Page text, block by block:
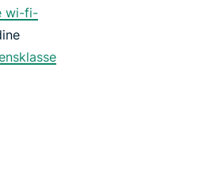
wi-fi-